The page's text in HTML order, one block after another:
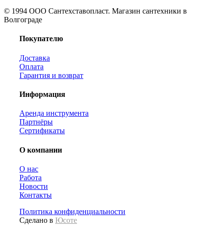
© 1994 ООО Сантехставопласт. Магазин сантехники в
Волгограде
Покупателю
Доставка
Оплата
Гарантия и возврат
Информация
Аренда инструмента
Партнёры
Сертификаты
О компании
О нас
Работа
Новости
Контакты
Политика конфиденциальности
Сделано в Юсоте